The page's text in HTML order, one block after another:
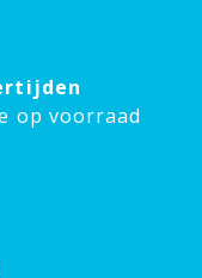
op voorraad